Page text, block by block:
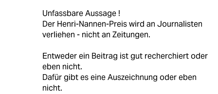
Unfassbare Aussage !
Der Henri-Nannen-Preis wird an Journalisten
verliehen - nicht an Zeitungen.
Entweder ein Beitrag ist gut recherchiert oder
eben nicht.
Dafür gibt es eine Auszeichnung oder eben
nicht.